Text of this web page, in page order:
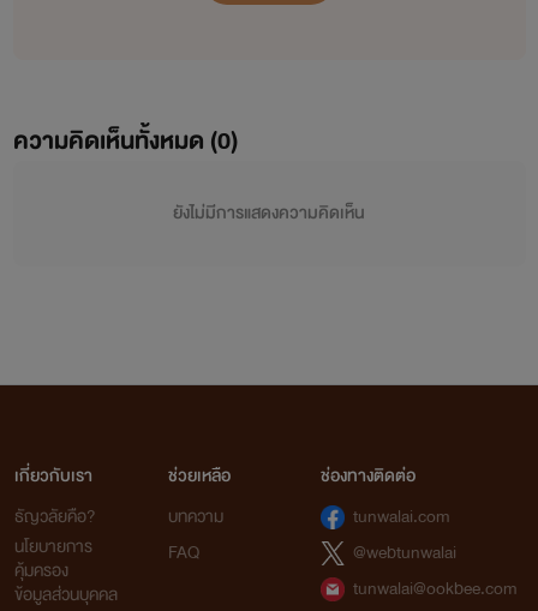
ความคิดเห็นทั้งหมด (0)
ยังไม่มีการแสดงความคิดเห็น
เกี่ยวกับเรา
ธัญวลัยคือ?
นโยบายการ
คุ้มครอง
ข้อมูลส่วนบุคคล
ช่วยเหลือ
บทความ
FAQ
ช่องทางติดต่อ
tunwalai.com
@webtunwalai
tunwalai@ookbee.com